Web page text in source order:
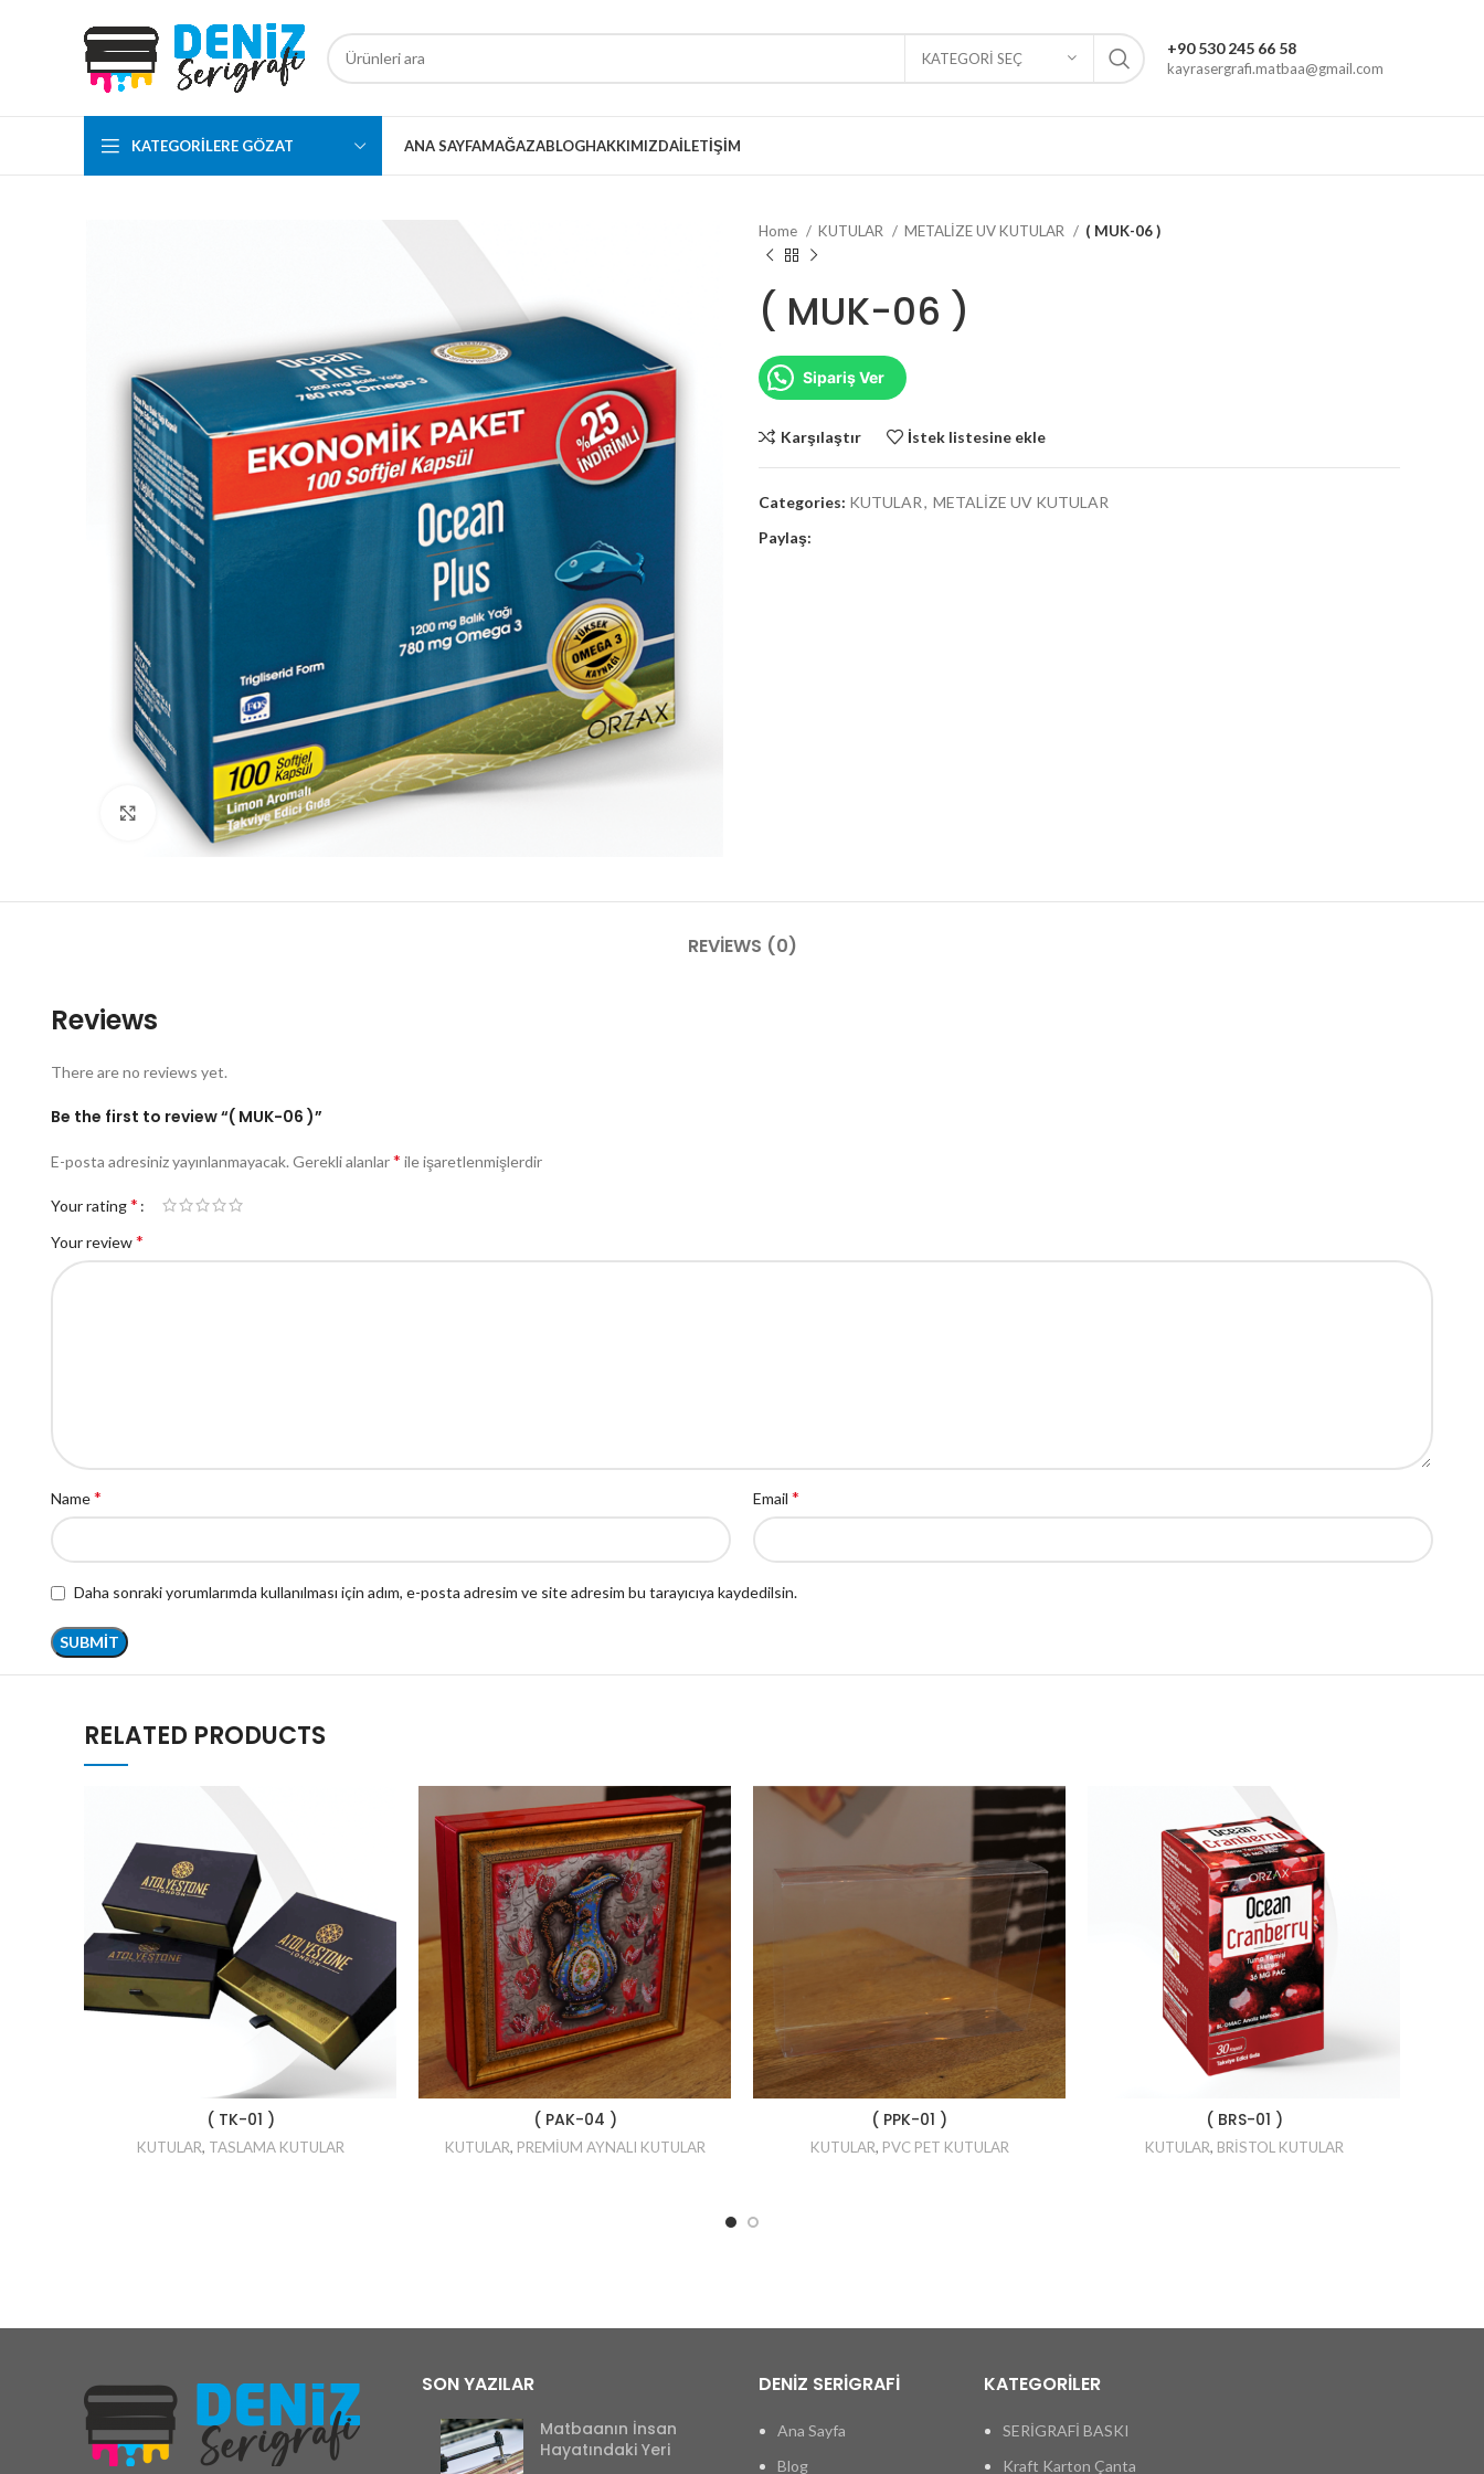
KATEGORI SEÇ
+90 530 245 66 58
kayrasergrafi.matbaa@gmail.com
KATEGORILERE GÖZAT
DOYPACK AMBALAJ
BÜYÜK PENCERELİ KAĞIT
DOYPACK
KÂĞIT ALÜMİNYUM
DOYPACK
KRAFT KİLİTLİ DOYPACK
MAT BEYAZ ALUMİNYUM
DOYPACK
MAT SİYAH ALÜMİNYUM
DOYPACK
PENCERELİ KÂĞIT
DOYPACK
ŞEFFAF ALTIN DOYPACK
ANA SAYFAMAĞAZABLOGHAKKIMIZDAİLETIŞIM
Büyütmek için tıklayın
Home KUTULAR METALİZE UV KUTULAR ( MUK-06 )
( MUK-06 )
Sipariş Ver
Karşılaştır İstek listesine ekle
Categories: KUTULAR, METALİZE UV KUTULAR
Paylaş:
REVIEWS (0)
Reviews
There are no reviews yet.
Be the first to review “( MUK-06 )”
E-posta adresiniz yayınlanmayacak. Gerekli alanlar* ile işaretlenmişlerdir
Your rating*
Your review*
Name* Email *
Daha sonraki yorumlarımda kullanılması için adım, e-posta adresim ve site adresim bu tarayıcıya kaydedilsin.
RELATED PRODUCTS
( TK-01 )
KUTULAR, TASLAMA KUTULAR
( PAK-04 )
KUTULAR, PREMİUM AYNALI KUTULAR
( PPK-01 )
KUTULAR, PVC PET KUTULAR
( BRS-01 )
KUTULAR, BRİSTOL KUTULAR
SON YAZILAR
Matbaanın İnsan
Hayatındaki Yeri
DENİZ SERİGRAFİ
Ana Sayfa
Blog
KATEGORİLER
SERİGRAFİ BASKI
Kraft Karton Çanta